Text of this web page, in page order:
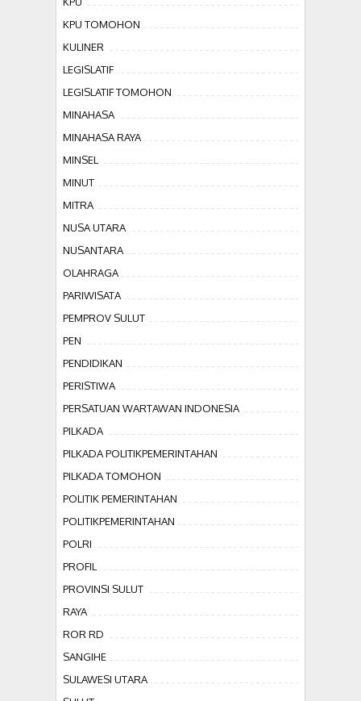
KPU TOMOHON
KULINER
LEGISLATIF
LEGISLATIF TOMOHON
MINAHASA
MINAHASA RAYA
MINSEL
MINUT
MITRA
NUSA UTARA
NUSANTARA
OLAHRAGA
PARIWISATA
PEMPROV SULUT
PEN
PENDIDIKAN
PERISTIWA
PERSATUAN WARTAWAN INDONESIA
PILKADA
PILKADA POLITIKPEMERINTAHAN
PILKADA TOMOHON
POLITIK PEMERINTAHAN
POLITIKPEMERINTAHAN
POLRI
PROFIL
PROVINSI SULUT
RAYA
ROR RD
SANGIHE
SULAWESI UTARA